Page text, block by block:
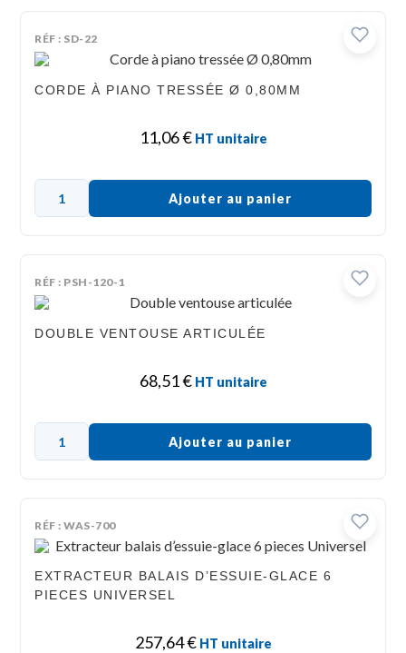
RÉF : SD-22
CORDE À PIANO TRESSÉE Ø 0,80MM
11,06€ HT unitaire
Ajouter au panier
RÉF : PSH-120-1
DOUBLE VENTOUSE ARTICULÉE
68,51€ HT unitaire
Ajouter au panier
RÉF : WAS-700
EXTRACTEUR BALAIS D’ESSUIE-GLACE 6
PIECES UNIVERSEL
257,64€ HT unitaire